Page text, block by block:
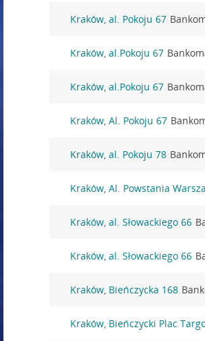
Kraków, al. Pokoju 67
Kraków, al.Pokoju 67
Kraków, al.Pokoju 67
Kraków, Al. Pokoju 67
Kraków, al. Pokoju 78
Kraków, Al. Powstania
Kraków, al. Słowackiego 66
Kraków, al. Słowackiego 66
Kraków, Bieńczycka 168
Kraków, Bieńczycki Plac